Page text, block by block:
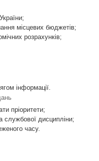
місцевих бюджетів;
розрахунків;
інформації.
пріоритети;
службової дисципліни;
часу.